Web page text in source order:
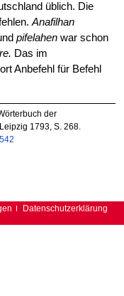
üblich. Die
Anafilhan
pifelahenwar schon
Das im
Anbefehl für Befehl
der
1793, S. 268.
Datenschutzerklärung